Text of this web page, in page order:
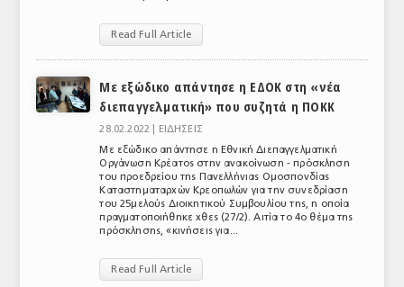
Read Full Article
Με εξώδικο απάντησε η ΕΔΟΚ στη «νέα
διεπαγγελματική» που συζητά η ΠΟΚΚ
28.02.2022 |
ΕΙΔΗΣΕΙΣ
Με εξώδικο απάντησε η Εθνική Διεπαγγελματική
Οργάνωση Κρέατος στην ανακοίνωση - πρόσκληση
του προεδρείου της Πανελλήνιας Ομοσπονδίας
Καταστηματαρχών Κρεοπωλών για την συνεδρίαση
του 25μελούς Διοικητικού Συμβουλίου της, η οποία
πραγματοποιήθηκε χθες (27/2). Αιτία το 4ο θέμα της
πρόσκλησης, «κινήσεις για...
Read Full Article